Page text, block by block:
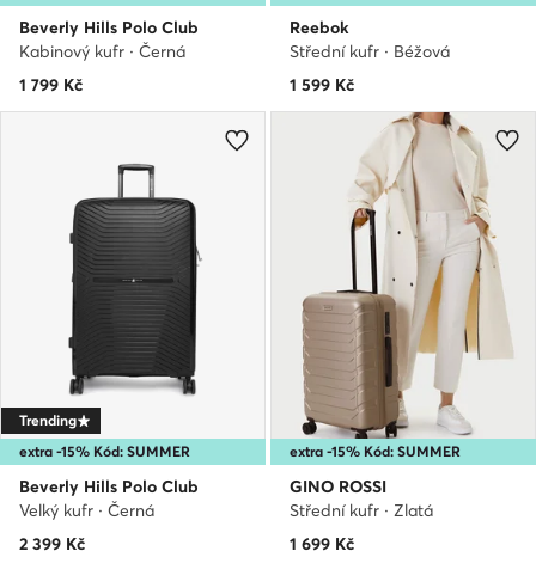
Beverly Hills Polo Club
Kabinový kufr · Černá
1 799 Kč
Reebok
Střední kufr · Béžová
1 599 Kč
extra -15% Kód: SUMMER
Trending
Beverly Hills Polo Club
Velký kufr · Černá
2 399 Kč
extra -15% Kód: SUMMER
GINO ROSSI
Střední kufr · Zlatá
1 699 Kč